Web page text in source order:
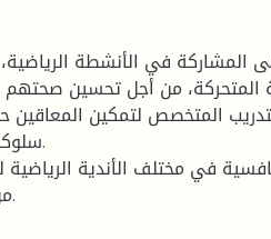
المتحركة، من أجل تحسين صحتهم